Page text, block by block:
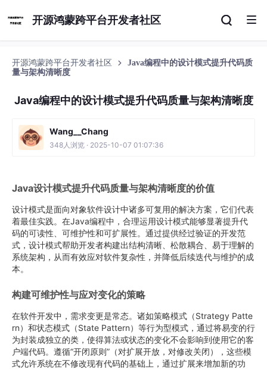
开源鸿蒙跨平台开发者社区
开源鸿蒙跨平台开发者社区
Java编程中的设计模式提升代码质
量与架构清晰度
Java编程中的设计模式提升代码质量与架构清晰度
Wang__Chang
348人浏览 · 2025-10-07 01:07:36
Java设计模式提升代码质量与架构清晰度的价值
设计模式是面向对象软件设计中诸多可复用的解决方案，它们代表
着最佳实践。在Java编程中，合理运用设计模式能够显著提升代
码的可读性、可维护性和可扩展性。通过提供经过验证的开发范
式，设计模式帮助开发者构建出结构清晰、松散耦合、易于理解的
系统架构，从而有效应对软件复杂性，并降低后续迭代与维护的成
本。
构建可维护性与应对变化的策略
在软件开发中，需求变更是常态。诸如策略模式（Strategy Patte
rn）和状态模式（State Pattern）等行为型模式，通过将易变的行
为封装成独立的类，使得算法或状态的变化不会影响到使用它的客
户端代码。遵循“开闭原则”（对扩展开放，对修改关闭），这些模
式允许系统在不修改现有代码的基础上，通过扩展来增加新的功